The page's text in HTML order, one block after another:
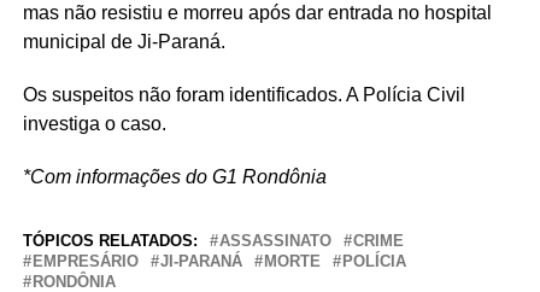
mas não resistiu e morreu após dar entrada no hospital
municipal de Ji-Paraná.
Os suspeitos não foram identificados. A Polícia Civil
investiga o caso.
*Com informações do G1 Rondônia
TÓPICOS RELATADOS: ASSASSINATO
CRIME
EMPRESÁRIO
JI-PARANÁ MORTE
POLÍCIA
RONDÔNIA